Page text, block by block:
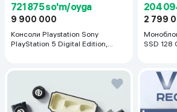
721 875 so'm/oyga
9 900 000
Консоли Playstation Sony
PlayStation 5 Digital Edition,
204
2 799
SSD 128